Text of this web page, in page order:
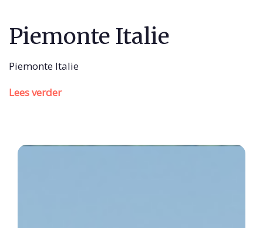
Piemonte Italie
Piemonte Italie
Lees verder